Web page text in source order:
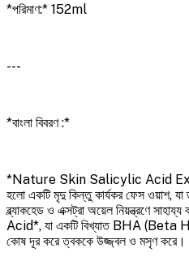
*পরিমাণ:* 152ml
---
*বাংলা বিবরণ :*
*Nature Skin Salicylic Acid
হলো একটি মৃদু কিন্তু কার্যকর ফেস ওয়াশ,
ব্ল্যাকহেড ও এক্সট্রা অয়েল নিয়ন্ত্রণে
Acid*, যা একটি বিখ্যাত BHA (Beta
কোষ দূর করে ত্বককে উজ্জ্বল ও মসৃণ করে।